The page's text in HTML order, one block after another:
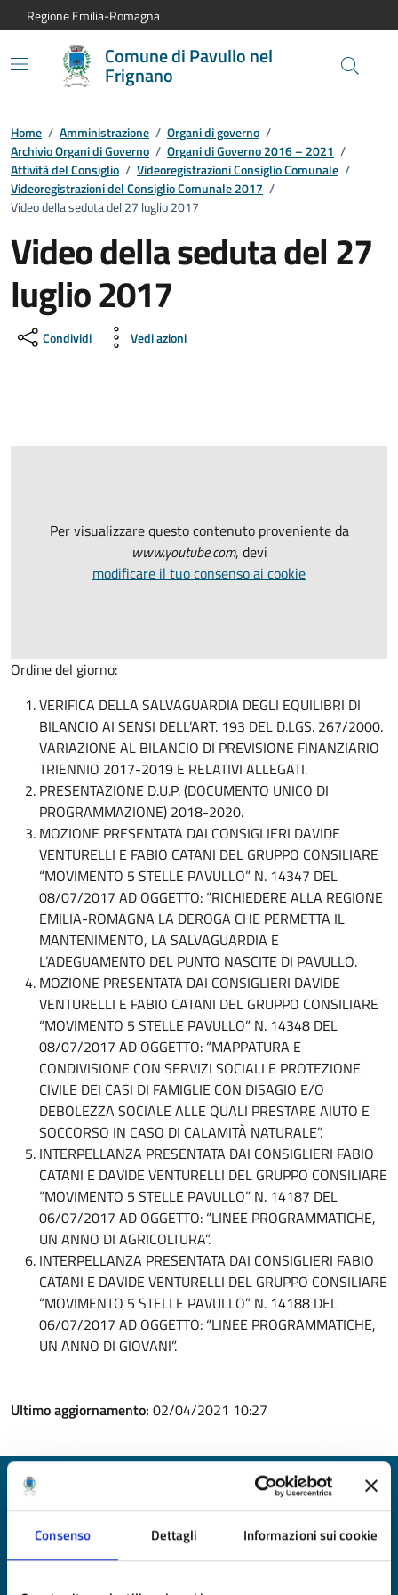
Consenso Dettagli Informazioni sui cookie
Vai al contenuto principale
Vai alla navigazione del sito
Vai al piede di pagina
Regione Emilia-Romagna
Comune di Pavullo nel
Frignano
Home / Amministrazione / Organi di governo /
Archivio Organi di Governo / Organi di Governo 2016 – 2021 /
Attività del Consiglio / Videoregistrazioni Consiglio Comunale /
Videoregistrazioni del Consiglio Comunale 2017 /
Video della seduta del 27 luglio 2017
Video della seduta del 27
luglio 2017
Condividi Vedi azioni
Per visualizzare questo contenuto proveniente da
www.youtube.com, devi
modificare il tuo consenso ai cookie
Ordine del giorno:
VERIFICA DELLA SALVAGUARDIA DEGLI EQUILIBRI DI
BILANCIO AI SENSI DELL’ART. 193 DEL D.LGS. 267/2000.
VARIAZIONE AL BILANCIO DI PREVISIONE FINANZIARIO
TRIENNIO 2017-2019 E RELATIVI ALLEGATI.
PRESENTAZIONE D.U.P. (DOCUMENTO UNICO DI
PROGRAMMAZIONE) 2018-2020.
MOZIONE PRESENTATA DAI CONSIGLIERI DAVIDE
VENTURELLI E FABIO CATANI DEL GRUPPO CONSILIARE
“MOVIMENTO 5 STELLE PAVULLO” N. 14347 DEL
08/07/2017 AD OGGETTO: “RICHIEDERE ALLA REGIONE
EMILIA-ROMAGNA LA DEROGA CHE PERMETTA IL
MANTENIMENTO, LA SALVAGUARDIA E
L’ADEGUAMENTO DEL PUNTO NASCITE DI PAVULLO.
MOZIONE PRESENTATA DAI CONSIGLIERI DAVIDE
VENTURELLI E FABIO CATANI DEL GRUPPO CONSILIARE
“MOVIMENTO 5 STELLE PAVULLO” N. 14348 DEL
08/07/2017 AD OGGETTO: “MAPPATURA E
CONDIVISIONE CON SERVIZI SOCIALI E PROTEZIONE
CIVILE DEI CASI DI FAMIGLIE CON DISAGIO E/O
DEBOLEZZA SOCIALE ALLE QUALI PRESTARE AIUTO E
SOCCORSO IN CASO DI CALAMITÀ NATURALE”.
INTERPELLANZA PRESENTATA DAI CONSIGLIERI FABIO
CATANI E DAVIDE VENTURELLI DEL GRUPPO CONSILIARE
“MOVIMENTO 5 STELLE PAVULLO” N. 14187 DEL
06/07/2017 AD OGGETTO: “LINEE PROGRAMMATICHE,
UN ANNO DI AGRICOLTURA”.
INTERPELLANZA PRESENTATA DAI CONSIGLIERI FABIO
CATANI E DAVIDE VENTURELLI DEL GRUPPO CONSILIARE
“MOVIMENTO 5 STELLE PAVULLO” N. 14188 DEL
06/07/2017 AD OGGETTO: “LINEE PROGRAMMATICHE,
UN ANNO DI GIOVANI”.
Ultimo aggiornamento: 02/04/2021 10:27
Quanto sono chiare le informazioni su questa
pagina?
Valuta da 1 a 5 stelle la pagina